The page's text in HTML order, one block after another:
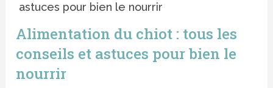
astuces pour bien le nourrir
Alimentation du chiot : tous les
conseils et astuces pour bien le
nourrir